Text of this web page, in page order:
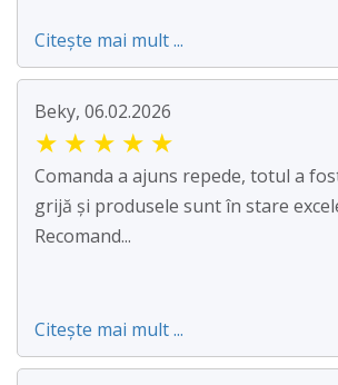
Citește mai mult ...
Beky, 06.02.2026
★ ★ ★ ★ ★
Comanda a ajuns repede, totul a
grijă și produsele sunt în stare
Recomand...
Citește mai mult ...